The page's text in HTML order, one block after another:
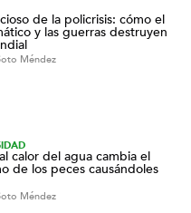
de la policrisis: cómo el
y las guerras destruyen
Méndez
calor del agua cambia el
de los peces causándoles
Méndez